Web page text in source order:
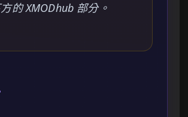
的 XMODhub 部分。